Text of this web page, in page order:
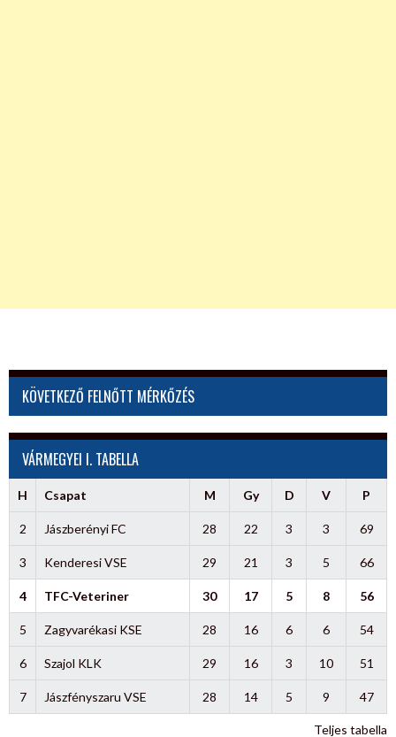
KÖVETKEZŐ FELNŐTT MÉRKŐZÉS
VÁRMEGYEI I. TABELLA
H Csapat M Gy D V P
2 Jászberényi FC 28 22 3 3 69
3 Kenderesi VSE 29 21 3 5 66
4 TFC-Veteriner 30 17 5 8 56
5 Zagyvarékasi KSE 28 16 6 6 54
6 Szajol KLK 29 16 3 10 51
7 Jászfényszaru VSE 28 14 5 9 47
Teljes tabella